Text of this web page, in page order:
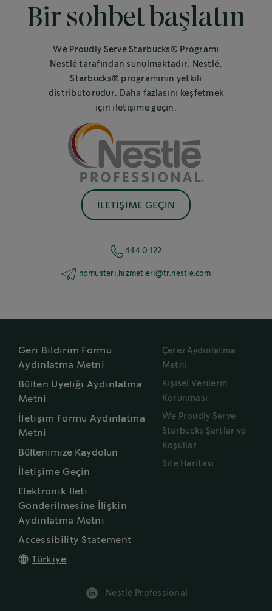
Bir sohbet başlatın
We Proudly Serve Starbucks® Programı
Nestlé tarafından sunulmaktadır. Nestlé,
Starbucks® programının yetkili
distribütörüdür. Daha fazlasını keşfetmek
için iletişime geçin.
İLETİŞİME GEÇİN
444 0 122
npmusteri.hizmetleri@tr.nestle.com
Geri Bildirim Formu
Aydınlatma Metni
Bülten Üyeliği Aydınlatma
Metni
İletişim Formu Aydınlatma
Metni
Bültenimize Kaydolun
İletişime Geçin
Elektronik İleti
Gönderilmesine İlişkin
Aydınlatma Metni
Accessibility Statement
Türkiye
Çerez Aydınlatma
Metni
Kişisel Verilerin
Korunması
We Proudly Serve
Starbucks Şartlar ve
Koşullar
Site Haritası
Nestlé Professional